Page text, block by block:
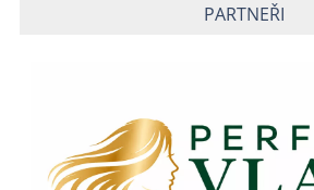
PARTNEŘI